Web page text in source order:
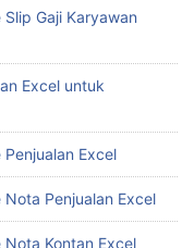
Gaji Karyawan
Excel untuk
Excel
Penjualan Excel
Kontan Excel